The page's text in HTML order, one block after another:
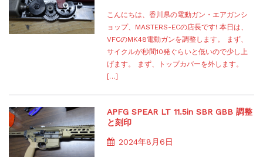
こんにちは、香川県の電動ガン・エアガンシ
ョップ、MASTERS-ECの店長です! 本日は、
VFCのMK48電動ガンを調整します。 まず、
サイクルが秒間10発ぐらいと低いので少し上
げます。 まず、トップカバーを外します。
[…]
APFG SPEAR LT 11.5in SBR GBB 調整
と刻印
2024年8月6日